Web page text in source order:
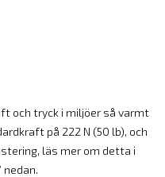
och tryck i miljöer så varmt
på 222 N (50 lb), och
läs mer om detta i